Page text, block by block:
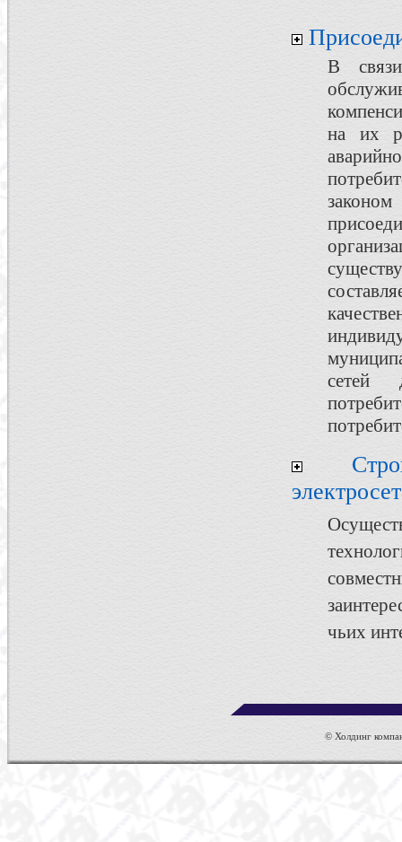
В
на их
сетей
чьих
© Холдинг